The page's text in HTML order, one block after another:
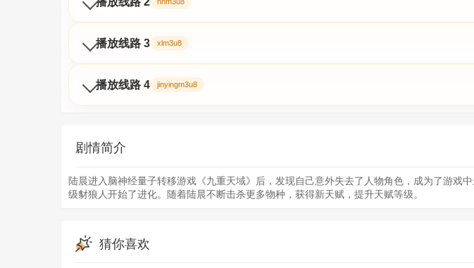
播放线路 3 xlm3u8
播放线路 4 jinyingm3u8
剧情简介
陆晨进入脑神经量子转移游戏《九重天域》后，发现自己意外失去了人物角色，成为了游戏
级豺狼人开始了进化。随着陆晨不断击杀更多物种，获得新天赋，提升天赋等级。
猜你喜欢